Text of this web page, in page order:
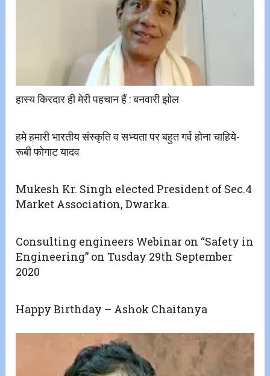
हास्य किरदार ही मेरी पहचान हैं : बनवारी झोल
हमे हमारी भारतीय संस्कृति व सभ्यता पर बहुत गर्व होना चाहिये-
रूबी फोगाट यादव
Mukesh Kr. Singh elected President of Sec.4
Market Association, Dwarka.
Consulting engineers Webinar on “Safety in
Engineering” on Tusday 29th September
2020
Happy Birthday – Ashok Chaitanya